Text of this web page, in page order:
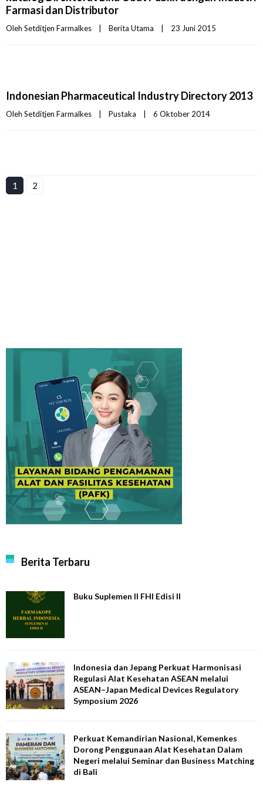
Farmasi dan Distributor
Oleh Setditjen Farmalkes Berita Utama 23 Juni 2015
Indonesian Pharmaceutical Industry Directory 2013
Oleh Setditjen Farmalkes Pustaka 6 Oktober 2014
1 2
Berita Terbaru
Buku Suplemen II FHI Edisi II
Indonesia dan Jepang Perkuat Harmonisasi
Regulasi Alat Kesehatan ASEAN melalui
ASEAN–Japan Medical Devices Regulatory
Symposium 2026
Perkuat Kemandirian Nasional, Kemenkes
Dorong Penggunaan Alat Kesehatan Dalam
Negeri melalui Seminar dan Business Matching
di Bali